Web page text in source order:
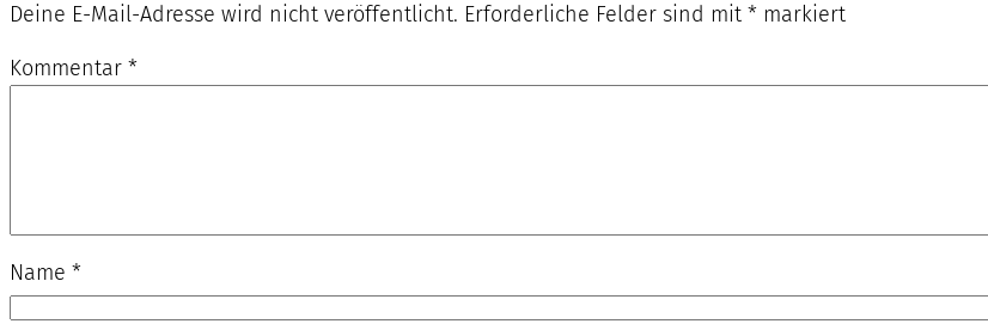
Deine E-Mail-Adresse wird nicht veröffentlicht. Erforderliche Felder sind mit * markiert
Kommentar *
Name *